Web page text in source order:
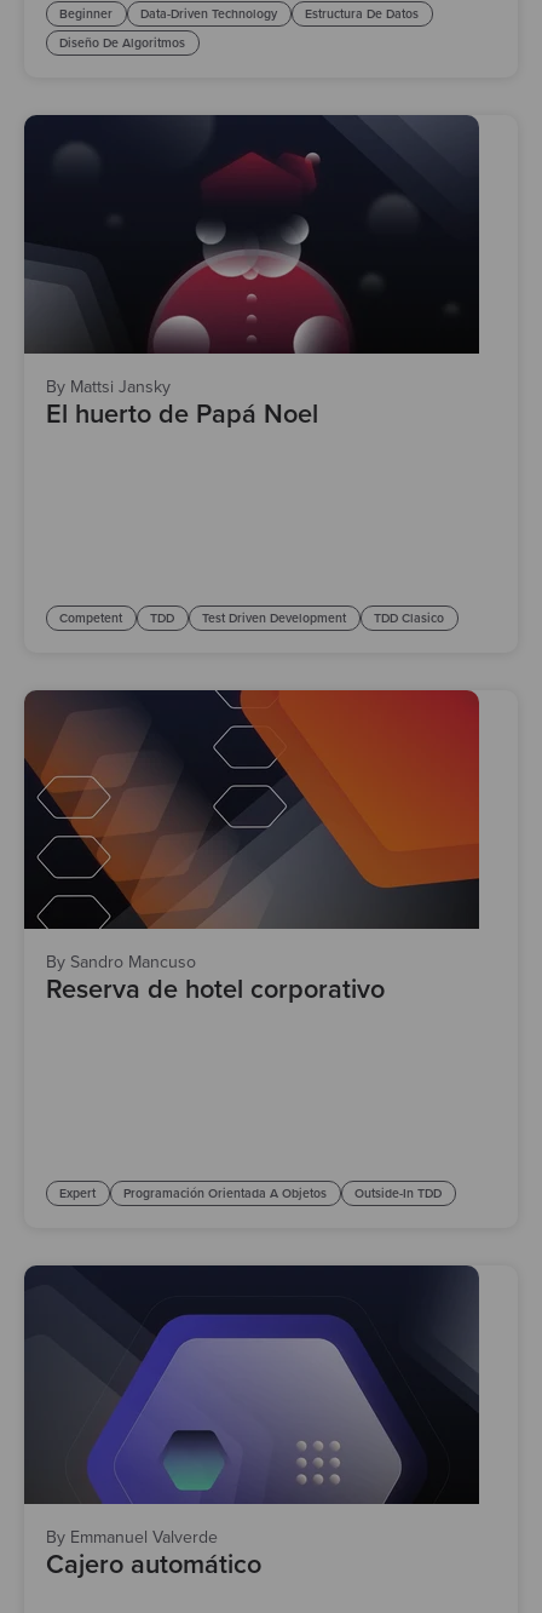
Beginner Data-Driven Technology
Estructura De Datos
Diseño De Algoritmos
By Mattsi Jansky
El huerto de Papá Noel
Competent TDD Test Driven Development TDD Clasico
By Sandro Mancuso
Reserva de hotel corporativo
Expert Programación Orientada A Objetos Outside-In TDD
By Emmanuel Valverde
Cajero automático